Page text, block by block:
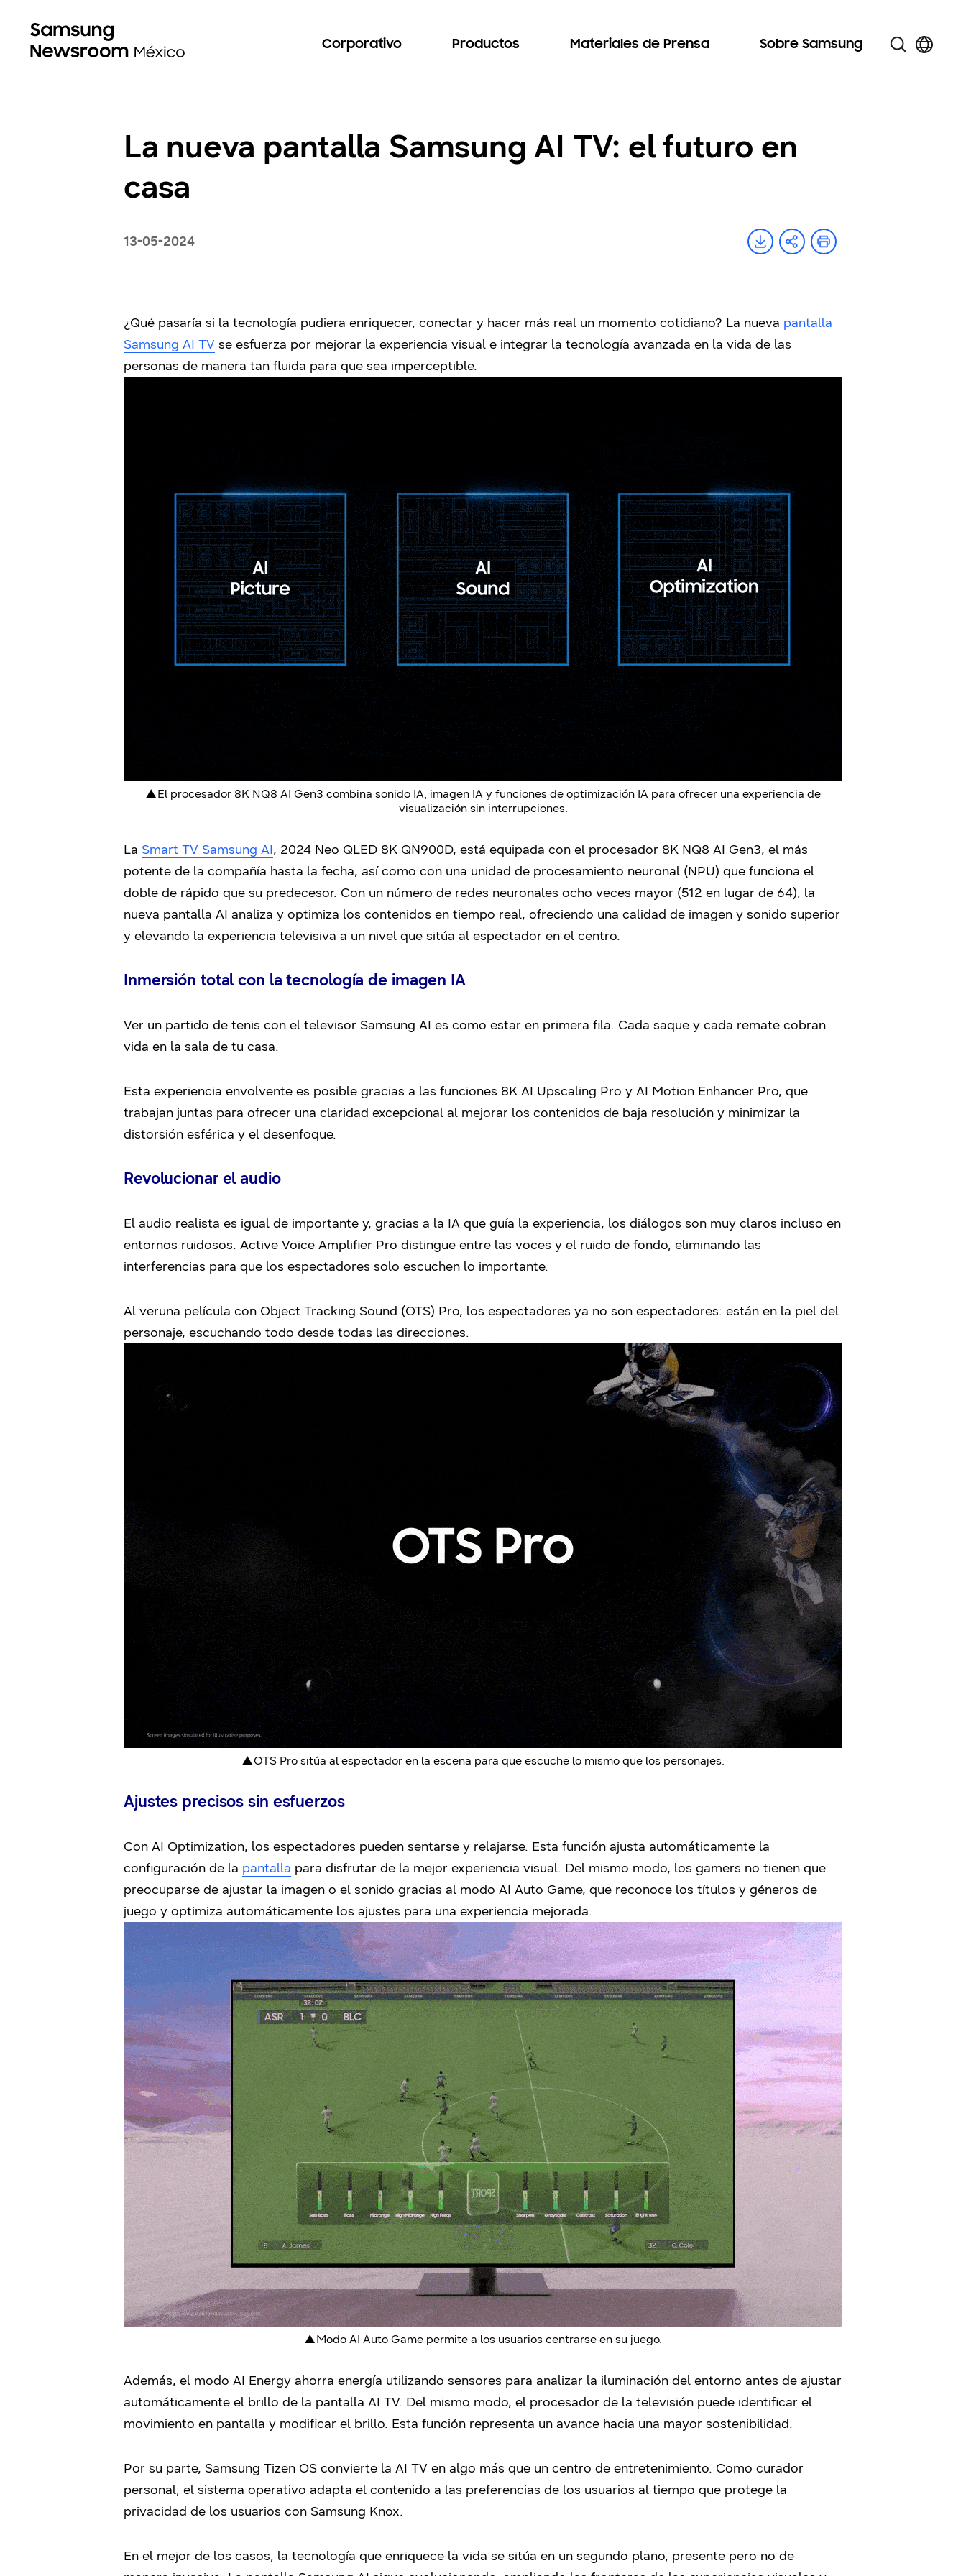
Corporativo Productos Materiales de Prensa Sobre Samsung
La nueva pantalla Samsung AI TV: el futuro en
casa
13-05-2024
¿Qué pasaría si la tecnología pudiera enriquecer, conectar y hacer más real un momento cotidiano? La nueva pantalla
Samsung AI TV se esfuerza por mejorar la experiencia visual e integrar la tecnología avanzada en la vida de las
personas de manera tan fluida para que sea imperceptible.
▲ El procesador 8K NQ8 AI Gen3 combina sonido IA, imagen IA y funciones de optimización IA para ofrecer una experiencia de
visualización sin interrupciones.
La Smart TV Samsung AI, 2024 Neo QLED 8K QN900D, está equipada con el procesador 8K NQ8 AI Gen3, el más
potente de la compañía hasta la fecha, así como con una unidad de procesamiento neuronal (NPU) que funciona el
doble de rápido que su predecesor. Con un número de redes neuronales ocho veces mayor (512 en lugar de 64), la
nueva pantalla AI analiza y optimiza los contenidos en tiempo real, ofreciendo una calidad de imagen y sonido superior
y elevando la experiencia televisiva a un nivel que sitúa al espectador en el centro.
Inmersión total con la tecnología de imagen IA
Ver un partido de tenis con el televisor Samsung AI es como estar en primera fila. Cada saque y cada remate cobran
vida en la sala de tu casa.
Esta experiencia envolvente es posible gracias a las funciones 8K AI Upscaling Pro y AI Motion Enhancer Pro, que
trabajan juntas para ofrecer una claridad excepcional al mejorar los contenidos de baja resolución y minimizar la
distorsión esférica y el desenfoque.
Revolucionar el audio
El audio realista es igual de importante y, gracias a la IA que guía la experiencia, los diálogos son muy claros incluso en
entornos ruidosos. Active Voice Amplifier Pro distingue entre las voces y el ruido de fondo, eliminando las
interferencias para que los espectadores solo escuchen lo importante.
Al veruna película con Object Tracking Sound (OTS) Pro, los espectadores ya no son espectadores: están en la piel del
personaje, escuchando todo desde todas las direcciones.
▲ OTS Pro sitúa al espectador en la escena para que escuche lo mismo que los personajes.
Ajustes precisos sin esfuerzos
Con AI Optimization, los espectadores pueden sentarse y relajarse. Esta función ajusta automáticamente la
configuración de la pantalla para disfrutar de la mejor experiencia visual. Del mismo modo, los gamers no tienen que
preocuparse de ajustar la imagen o el sonido gracias al modo AI Auto Game, que reconoce los títulos y géneros de
juego y optimiza automáticamente los ajustes para una experiencia mejorada.
▲ Modo AI Auto Game permite a los usuarios centrarse en su juego.
Además, el modo AI Energy ahorra energía utilizando sensores para analizar la iluminación del entorno antes de ajustar
automáticamente el brillo de la pantalla AI TV. Del mismo modo, el procesador de la televisión puede identificar el
movimiento en pantalla y modificar el brillo. Esta función representa un avance hacia una mayor sostenibilidad.
Por su parte, Samsung Tizen OS convierte la AI TV en algo más que un centro de entretenimiento. Como curador
personal, el sistema operativo adapta el contenido a las preferencias de los usuarios al tiempo que protege la
privacidad de los usuarios con Samsung Knox.
En el mejor de los casos, la tecnología que enriquece la vida se sitúa en un segundo plano, presente pero no de